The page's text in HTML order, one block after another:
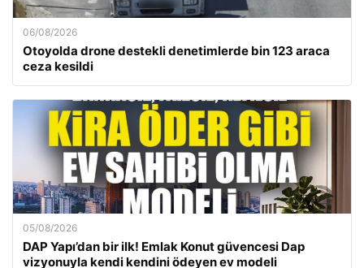
06/08/2026
Otoyolda drone destekli denetimlerde bin 123 araca
ceza kesildi
05/08/2026
DAP Yapı’dan bir ilk! Emlak Konut güvencesi Dap
vizyonuyla kendi kendini ödeyen ev modeli